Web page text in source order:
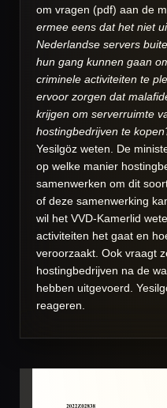
om vragen (pdf) aan de
ermee eens dat het niet
Nederlandse servers
hun gang kunnen gaan
criminele activiteiten te
ervoor zorgen dat
krijgen om serverruimte
hostingbedrijven te
Yesilgöz weten. De
op welke manier
samenwerken om dit
of deze samenwerking
wil het VVD-Kamerlid
activiteiten het gaat en
veroorzaakt. Ook vraagt
hostingbedrijven na de
hebben uitgevoerd.
reageren.